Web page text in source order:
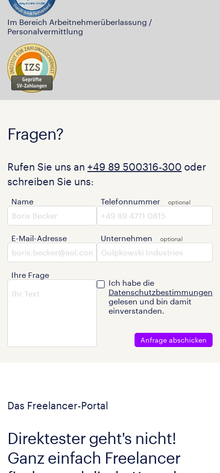
Im Bereich Arbeitnehmerüberlassung /
Personalvermittlung
Fragen?
Rufen Sie uns an +49 89 500316-300 oder
schreiben Sie uns:
Name
E-Mail-Adresse
Ihre Frage
Telefonnummer
Unternehmen
Ich habe die
Datenschutzbestimmungen
gelesen und bin damit
einverstanden.
Anfrage abschicken
Das Freelancer-Portal
Direktester geht's nicht!
Ganz einfach Freelancer